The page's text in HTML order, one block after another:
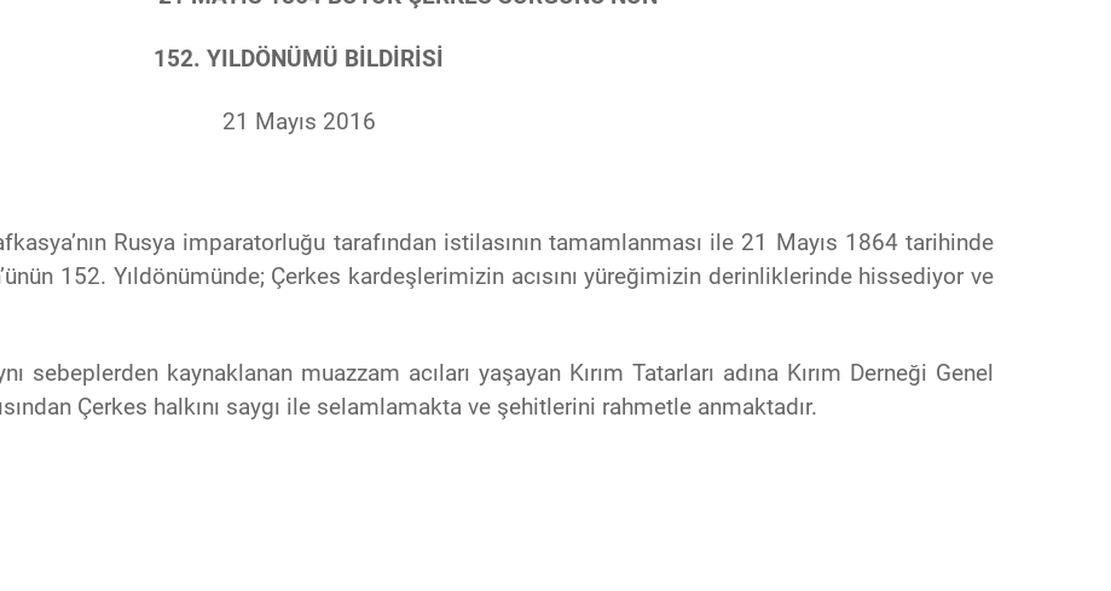
152. YILDÖNÜMÜ BİLDİRİSİ
21 Mayıs 2016
Rusya imparatorluğu tarafından istilasının tamamlanması ile 21 Mayıs 1864 tarihinde
152. Yıldönümünde; Çerkes kardeşlerimizin acısını yüreğimizin derinliklerinde hissediyor ve
sebeplerden kaynaklanan muazzam acıları yaşayan Kırım Tatarları adına Kırım Derneği Genel
Çerkes halkını saygı ile selamlamakta ve şehitlerini rahmetle anmaktadır.